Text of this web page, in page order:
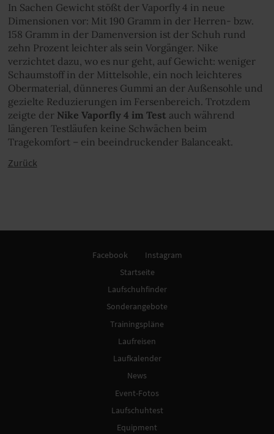
In Sachen Gewicht stößt der Vaporfly 4 in neue
Dimensionen vor: Mit 190 Gramm in der Herren- bzw.
158 Gramm in der Damenversion ist der Schuh rund
zehn Prozent leichter als sein Vorgänger. Nike
verzichtet dazu, wo es nur geht, auf Gewicht: weniger
Schaumstoff in der Mittelsohle, ein noch leichteres
Obermaterial, dünneres Gummi an der Außensohle und
gezielte Reduzierungen im Fersenbereich. Trotzdem
zeigte der Nike Vaporfly 4 im Testauch während
längeren Testläufen keine Schwächen beim
Tragekomfort – ein beeindruckender Balanceakt.
Zurück
Facebook
Instagram
Startseite
Laufschuhfinder
Sonderangebote
Trainingspläne
Laufreisen
Laufkalender
News
Event-Fotos
Laufschuhtest
Equipment